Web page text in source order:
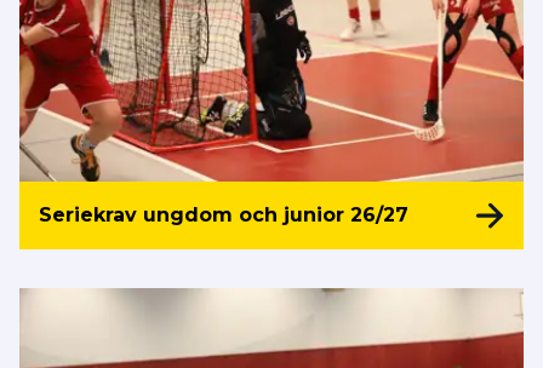
Seriekrav ungdom och junior 26/27